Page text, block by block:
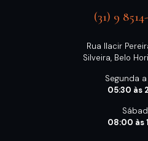
(31) 9
Rua Ilacir
Silveira, Belo
Segunda
05:30 às
08:00 às